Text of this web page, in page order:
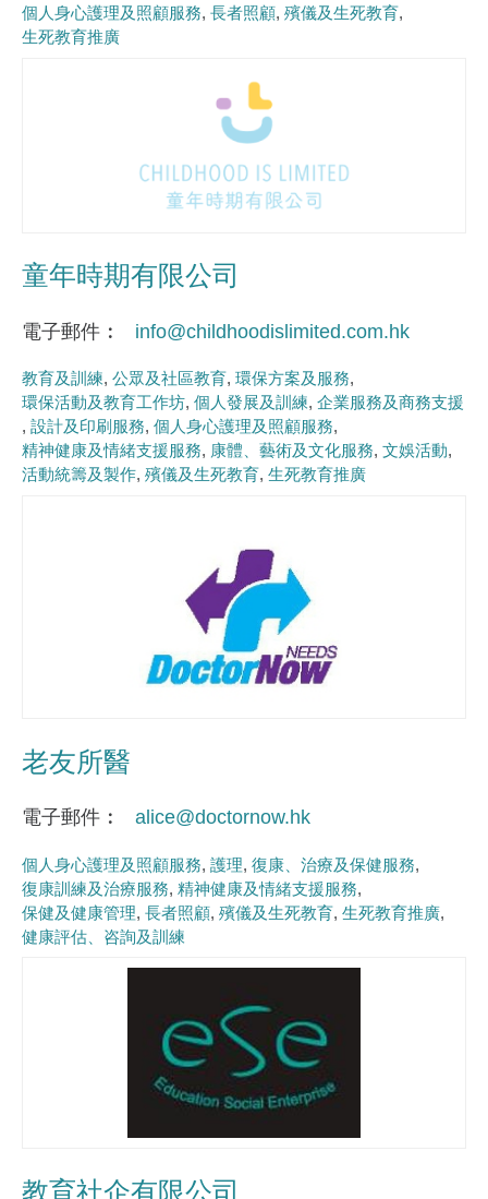
個人身心護理及照顧服務 長者照顧 殯儀及生死教育
生死教育推廣
童年時期有限公司
電子郵件 info@childhoodislimited.com.hk
教育及訓練 公眾及社區教育 環保方案及服務
環保活動及教育工作坊 個人發展及訓練 企業服務及商務支援
設計及印刷服務 個人身心護理及照顧服務
精神健康及情緒支援服務
康體、藝術及文化服務 文娛活動
活動統籌及製作 殯儀及生死教育 生死教育推廣
老友所醫
電子郵件 alice@doctornow.hk
個人身心護理及照顧服務 護理 復康、治療及保健服務
復康訓練及治療服務 精神健康及情緒支援服務
保健及健康管理 長者照顧 殯儀及生死教育 生死教育推廣
健康評估、咨詢及訓練
教育社企有限公司